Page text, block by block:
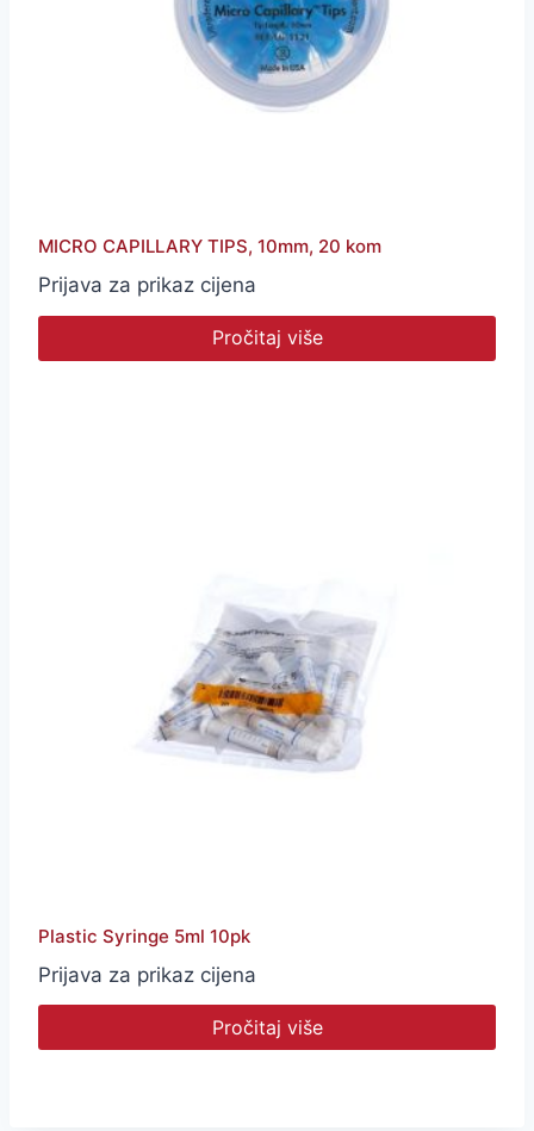
MICRO CAPILLARY TIPS, 10mm, 20 kom
Prijava za prikaz cijena
Pročitaj više
Plastic Syringe 5ml 10pk
Prijava za prikaz cijena
Pročitaj više